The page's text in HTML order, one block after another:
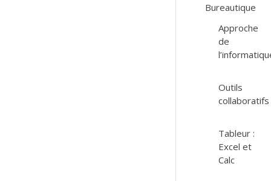
Bureautique
Approche
de
Outils
collaboratifs
Tableur :
Excel et
Calc